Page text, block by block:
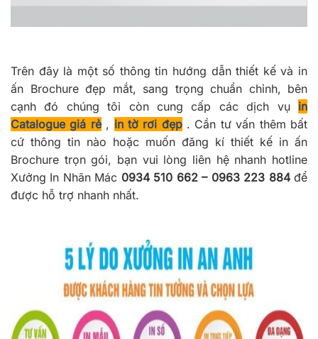
Trên đây là một số thông tin hướng dẫn thiết kế và in
ấn Brochure đẹp mắt, sang trọng chuẩn chỉnh, bên
cạnh đó chúng tôi còn cung cấp các dịch vụ in
Catalogue giá rẻ, in tờ rơi đẹp. Cần tư vấn thêm bất
cứ thông tin nào hoặc muốn đăng kí thiết kế in ấn
Brochure trọn gói, bạn vui lòng liên hệ nhanh hotline
Xưởng In Nhãn Mác 0934 510 662 – 0963 223 884để
được hỗ trợ nhanh nhất.